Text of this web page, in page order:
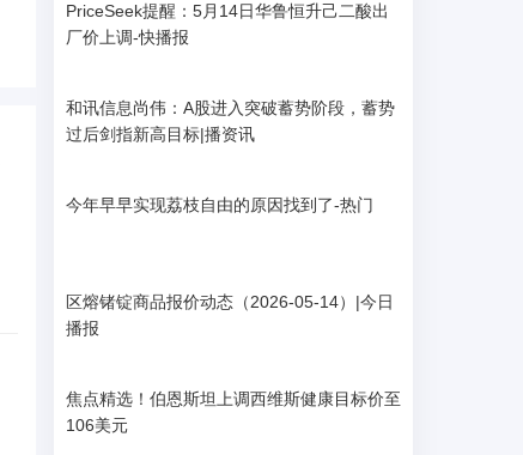
PriceSeek提醒：5月14日华鲁恒升己二酸出
厂价上调-快播报
和讯信息尚伟：A股进入突破蓄势阶段，蓄势
过后剑指新高目标|播资讯
今年早早实现荔枝自由的原因找到了-热门
区熔锗锭商品报价动态（2026-05-14）|今日
播报
焦点精选！伯恩斯坦上调西维斯健康目标价至
106美元